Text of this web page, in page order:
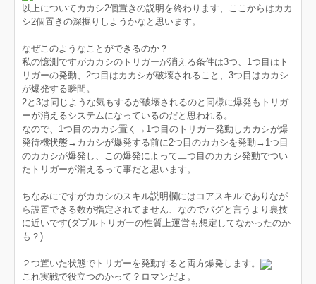
以上についてカカシ2個置きの説明を終わります、ここからはカカ
シ2個置きの深掘りしようかなと思います。
なぜこのようなことができるのか？
私の憶測ですがカカシのトリガーが消える条件は3つ、1つ目はト
リガーの発動、2つ目はカカシが破壊されること、3つ目はカカシ
が爆発する瞬間。
2と3は同じような気もするが破壊されるのと同様に爆発もトリガ
ーが消えるシステムになっているのだと思われる。
なので、1つ目のカカシ置く→1つ目のトリガー発動しカカシが爆
発待機状態→カカシが爆発する前に2つ目のカカシを発動→1つ目
のカカシが爆発し、この爆発によって二つ目のカカシ発動でつい
たトリガーが消えるって事だと思います。
ちなみにですがカカシのスキル説明欄にはコアスキルでありなが
ら設置できる数が指定されてません、なのでバグと言うより裏技
に近いです(ダブルトリガーの性質上運営も想定してなかったのか
も？)
２つ置いた状態でトリガーを発動すると両方爆発します。
これ実戦で役立つのかって？ロマンだよ。